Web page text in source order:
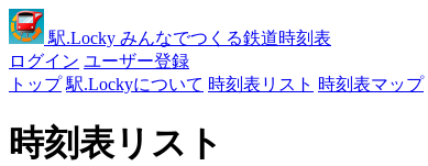
駅.Locky みんなでつくる鉄道時刻表
ログイン ユーザー登録
トップ 駅.Lockyについて 時刻表リスト 時刻表マップ
時刻表リスト